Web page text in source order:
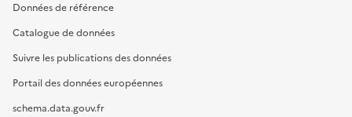
Données de référence
Catalogue de données
Suivre les publications des données
Portail des données européennes
schema.data.gouv.fr